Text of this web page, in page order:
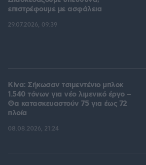
επιστρέφουμε με ασφάλεια
29.07.2026, 09:39
Κίνα: Σήκωσαν τσιμεντένιο μπλοκ
1.540 τόνων για νέο λιμενικό έργο –
Θα κατασκευαστούν 75 για έως 72
πλοία
08.08.2026, 21:24